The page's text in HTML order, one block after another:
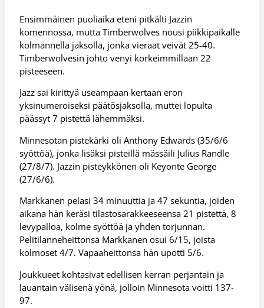
Ensimmäinen puoliaika eteni pitkälti Jazzin
komennossa, mutta Timberwolves nousi piikkipaikalle
kolmannella jaksolla, jonka vieraat veivät 25-40.
Timberwolvesin johto venyi korkeimmillaan 22
pisteeseen.
Jazz sai kirittyä useampaan kertaan eron
yksinumeroiseksi päätösjaksolla, muttei lopulta
päässyt 7 pistettä lähemmäksi.
Minnesotan pistekärki oli Anthony Edwards (35/6/6
syöttöä), jonka lisäksi pisteillä mässäili Julius Randle
(27/8/7). Jazzin pisteykkönen oli Keyonte George
(27/6/6).
Markkanen pelasi 34 minuuttia ja 47 sekuntia, joiden
aikana hän keräsi tilastosarakkeeseensa 21 pistettä, 8
levypalloa, kolme syöttöä ja yhden torjunnan.
Pelitilanneheittonsa Markkanen osui 6/15, joista
kolmoset 4/7. Vapaaheittonsa hän upotti 5/6.
Joukkueet kohtasivat edellisen kerran perjantain ja
lauantain välisenä yönä, jolloin Minnesota voitti 137-
97.